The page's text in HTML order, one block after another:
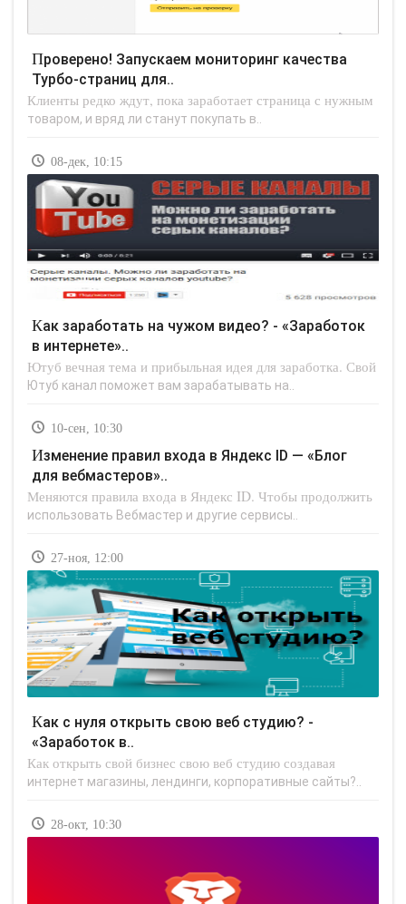
Проверено! Запускаем мониторинг качества
Турбо-страниц для..
Клиенты редко ждут, пока заработает страница с нужным
товаром, и вряд ли станут покупать в..
08-дек, 10:15
Как заработать на чужом видео? - «Заработок
в интернете»..
Ютуб вечная тема и прибыльная идея для заработка. Свой
Ютуб канал поможет вам зарабатывать на..
10-сен, 10:30
Изменение правил входа в Яндекс ID — «Блог
для вебмастеров»..
Меняются правила входа в Яндекс ID. Чтобы продолжить
использовать Вебмастер и другие сервисы..
27-ноя, 12:00
Как с нуля открыть свою веб студию? -
«Заработок в..
Как открыть свой бизнес свою веб студию создавая
интернет магазины, лендинги, корпоративные сайты?..
28-окт, 10:30